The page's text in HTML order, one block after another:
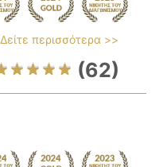
Δείτε περισσότερα >>
(62)